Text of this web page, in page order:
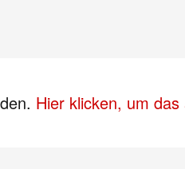
Hier klicken, um